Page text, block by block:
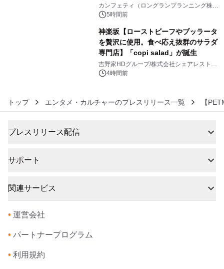
カンフェティ（ロングランプランニング株式
会社）
5時間前
神楽坂【ローストビーフやブッラータ
を贅沢に使用。食べ応え抜群のサラダ
専門店】「copi salad」が誕生
吉野家HDグループ/株式会社シェアレストラ
ン 4時間前
トップ エンタメ・カルチャーのプレスリリース一覧 【
プレスリリース配信
サポート
関連サービス
• 運営会社
• パートナープログラム
• 利用規約